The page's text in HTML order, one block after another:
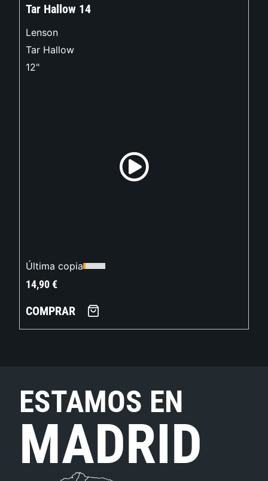
Tar Hallow 14
Lenson
Tar Hallow
12"
Última copia
14,90€
COMPRAR
ESTAMOS EN
MADRID